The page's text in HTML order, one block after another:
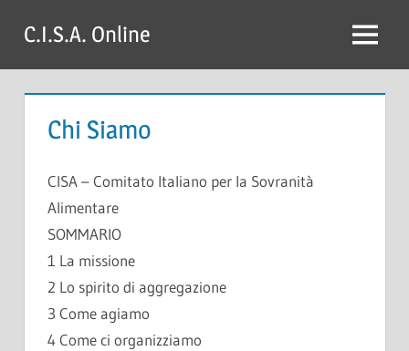
content
C.I.S.A. Online Menu
Chi Siamo
CISA – Comitato Italiano per la Sovranità
Alimentare
SOMMARIO
1 La missione
2 Lo spirito di aggregazione
3 Come agiamo
4 Come ci organizziamo